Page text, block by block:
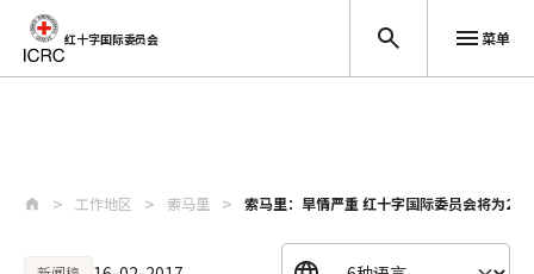
红十字国际委员会 菜单
工作地区 索马里 索马里：旱情严重 红十字国际委员会将为24